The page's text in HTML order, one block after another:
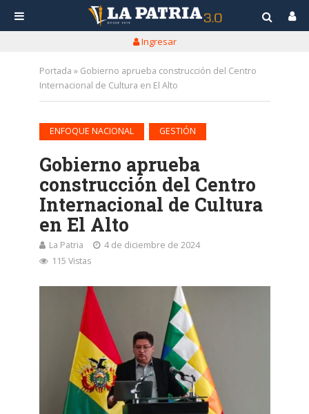
Ingresar
Portada » Gobierno aprueba construcción del Centro
Internacional de Cultura en El Alto
ENFOQUE NACIONAL GESTIÓN
Gobierno aprueba
construcción del Centro
Internacional de Cultura
en El Alto
La Patria
4 de diciembre de 2024
115 Vistas